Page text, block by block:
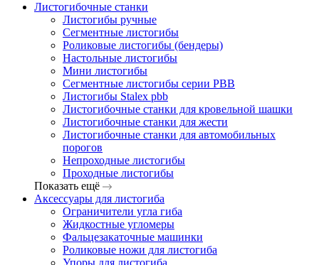
Листогибочные станки
Листогибы ручные
Сегментные листогибы
Роликовые листогибы (бендеры)
Настольные листогибы
Мини листогибы
Сегментные листогибы серии PBB
Листогибы Stalex pbb
Листогибочные станки для кровельной шашки
Листогибочные станки для жести
Листогибочные станки для автомобильных
порогов
Непроходные листогибы
Проходные листогибы
Показать ещё
Аксессуары для листогиба
Ограничители угла гиба
Жидкостные угломеры
Фальцезакаточные машинки
Роликовые ножи для листогиба
Упоры для листогиба